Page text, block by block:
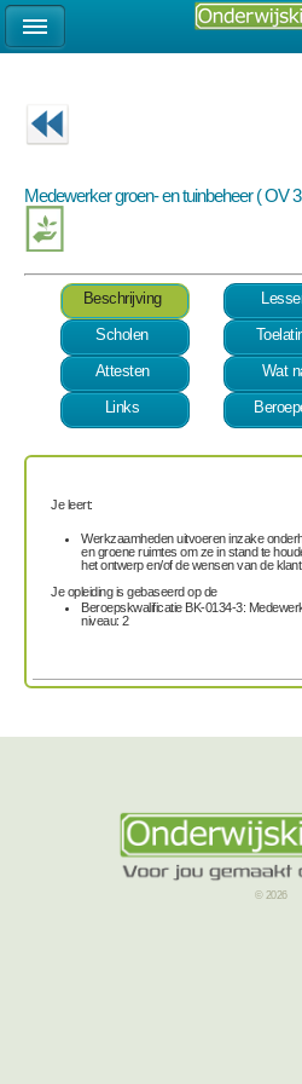
Medewerker groen- en tuinbeheer ( OV
Beschrijving
Scholen
Attesten
Wat
Links
Je leert:
Werkzaamheden uitvoeren inzake
en groene ruimtes om ze in stand te
het ontwerp en/of de wensen van de
Je opleiding is gebaseerd op de
Beroepskwalificatie BK-0134-3:
niveau: 2
© 2026